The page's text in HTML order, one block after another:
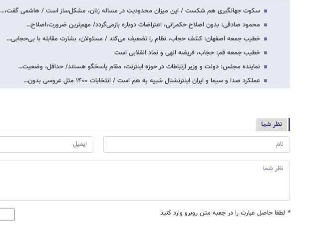
سکوت جهانگیری هم شکست / این میزان محدودیت در مساله زنان، مشکل‌ساز است / هاشمی گفت،…
محمود صادقی: بدون اصلاح حکمرانی، اعتراضات دوباره بازمی‌گردد/ مهم‌ترین ضرورت،اصلاح…
خطیب جمعه اصفهان: کشف حجاب، نظام را تضعیف می‌کند / مسئولان، بشارت مقابله با بی‌حجابی…
خطیب جمعه قم: حجاب، فریضه الهی و نماد انقلابی است
نماینده مجلس: دولت و وزیر ارتباطات در حوزه اینترنت، مقام پاسخگو هستند/ حداقل، وضعیت…
عملکرد صدا و سیما و ایران اینترنشنال شبیه به هم است / انتخابات ۱۴۰۰ مثل عروسی بدون…
نظر شما
* لطفا حاصل عبارت را در جعبه متن روبرو وارد کنید